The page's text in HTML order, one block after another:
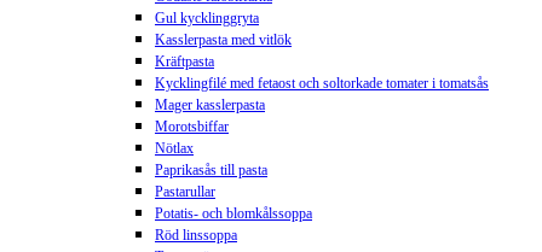
Gul kycklinggryta
Kasslerpasta med vitlök
Kräftpasta
Kycklingfilé med fetaost och soltorkade tomater i tomatsås
Mager kasslerpasta
Morotsbiffar
Nötlax
Paprikasås till pasta
Pastarullar
Potatis- och blomkålssoppa
Röd linssoppa